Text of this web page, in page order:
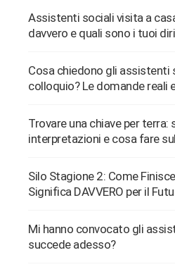
Assistenti sociali visita a
davvero e quali sono i tuoi
Cosa chiedono gli assistenti
colloquio? Le domande reali
Trovare una chiave per terra:
interpretazioni e cosa fare
Silo Stagione 2: Come
Significa DAVVERO per il
Mi hanno convocato gli
succede adesso?